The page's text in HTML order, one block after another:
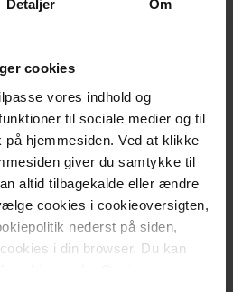
Detaljer Om
cookies
vores indhold og
til sociale medier og til
hjemmesiden. Ved at klikke
giver du samtykke til
altid tilbagekalde eller ændre
cookies i cookieoversigten,
nederst på siden,
i din browser. Du kan
energi stiller krav om effektiv
og solcelleparker. Navnlig
land har været vanskeliggjort som
ud fra udtalelser i pressen er
imødegå dette ved at forbedre
kompensation og lokalt